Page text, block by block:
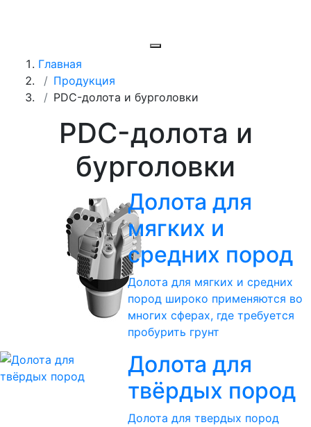
Главная
Продукция
PDC-долота и бурголовки
PDC-долота и
бурголовки
Долота для
мягких и
средних пород
Долота для мягких и средних
пород широко применяются во
многих сферах, где требуется
пробурить грунт
Долота для
твёрдых пород
Долота для твердых пород